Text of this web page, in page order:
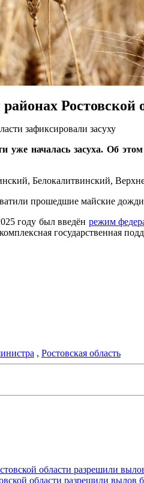
Ростовской
зафиксировали засуху
уже началась засуха. Об
Белокалитвинский,
прошедшие майские
году был введён режим
государственная
, Ростовская область
области разрешили вылов